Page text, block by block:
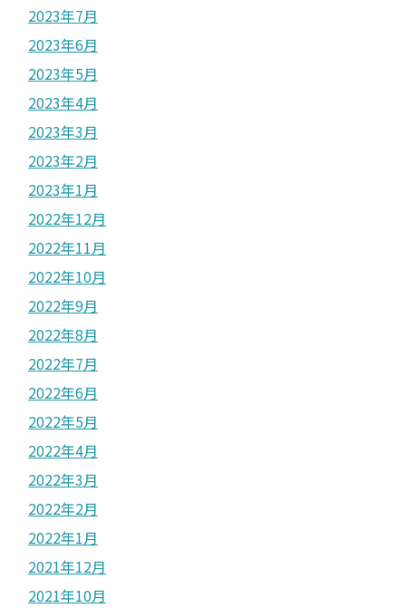
2023年7月
2023年6月
2023年5月
2023年4月
2023年3月
2023年2月
2023年1月
2022年12月
2022年11月
2022年10月
2022年9月
2022年8月
2022年7月
2022年6月
2022年5月
2022年4月
2022年3月
2022年2月
2022年1月
2021年12月
2021年10月